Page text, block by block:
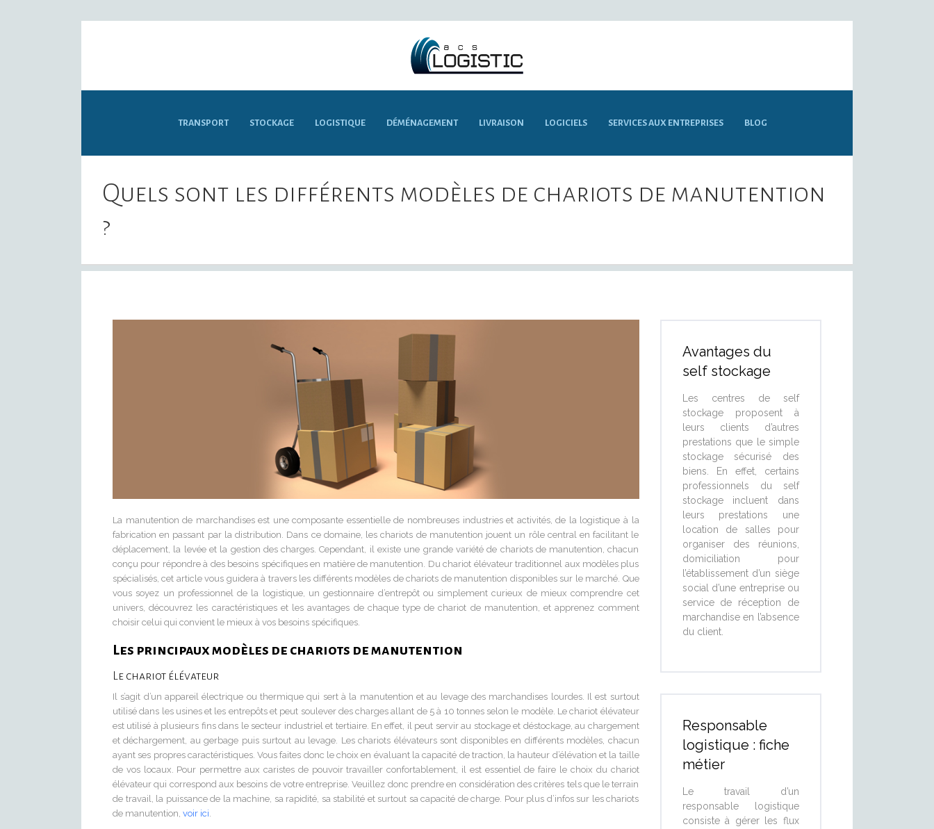
TRANSPORT STOCKAGE LOGISTIQUE DÉMÉNAGEMENT LIVRAISON LOGICIELS SERVICES AUX ENTREPRISES BLOG
Quels sont les différents modèles de chariots de manutention
?
La manutention de marchandises est une composante essentielle de nombreuses industries et activités, de la logistique à la
fabrication en passant par la distribution. Dans ce domaine, les chariots de manutention jouent un rôle central en facilitant le
déplacement, la levée et la gestion des charges. Cependant, il existe une grande variété de chariots de manutention, chacun
conçu pour répondre à des besoins spécifiques en matière de manutention. Du chariot élévateur traditionnel aux modèles plus
spécialisés, cet article vous guidera à travers les différents modèles de chariots de manutention disponibles sur le marché. Que
vous soyez un professionnel de la logistique, un gestionnaire d’entrepôt ou simplement curieux de mieux comprendre cet
univers, découvrez les caractéristiques et les avantages de chaque type de chariot de manutention, et apprenez comment
choisir celui qui convient le mieux à vos besoins spécifiques.
Les principaux modèles de chariots de manutention
Le chariot élévateur
Il s’agit d’un appareil électrique ou thermique qui sert à la manutention et au levage des marchandises lourdes. Il est surtout
utilisé dans les usines et les entrepôts et peut soulever des charges allant de 5 à 10 tonnes selon le modèle. Le chariot élévateur
est utilisé à plusieurs fins dans le secteur industriel et tertiaire. En effet, il peut servir au stockage et déstockage, au chargement
et déchargement, au gerbage puis surtout au levage. Les chariots élévateurs sont disponibles en différents modèles, chacun
ayant ses propres caractéristiques. Vous faites donc le choix en évaluant la capacité de traction, la hauteur d’élévation et la taille
de vos locaux. Pour permettre aux caristes de pouvoir travailler confortablement, il est essentiel de faire le choix du chariot
élévateur qui correspond aux besoins de votre entreprise. Veuillez donc prendre en considération des critères tels que le terrain
de travail, la puissance de la machine, sa rapidité, sa stabilité et surtout sa capacité de charge. Pour plus d’infos sur les chariots
de manutention, voir ici.
Avantages du
self stockage
Les centres de self
stockage proposent à
leurs clients d’autres
prestations que le simple
stockage sécurisé des
biens. En effet, certains
professionnels du self
stockage incluent dans
leurs prestations une
location de salles pour
organiser des réunions,
domiciliation pour
l’établissement d’un siège
social d’une entreprise ou
service de réception de
marchandise en l’absence
du client.
Responsable
logistique : fiche
métier
Le travail d’un
responsable logistique
consiste à gérer les flux